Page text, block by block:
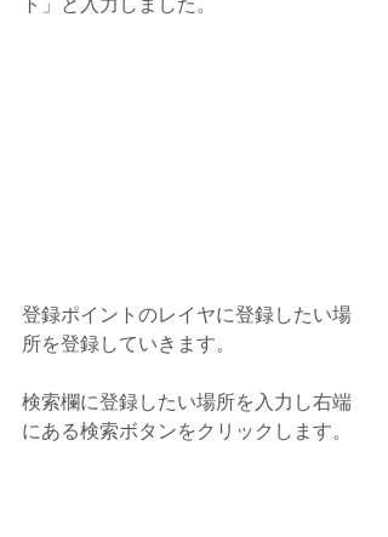
ト」と入力しました。
登録ポイントのレイヤに登録したい場
所を登録していきます。
検索欄に登録したい場所を入力し右端
にある検索ボタンをクリックします。